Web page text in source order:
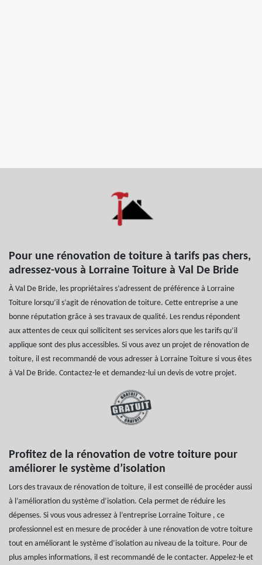
Pour une rénovation de toiture à tarifs pas chers,
adressez-vous à Lorraine Toiture à Val De Bride
À Val De Bride, les propriétaires s’adressent de préférence à Lorraine
Toiture lorsqu’il s’agit de rénovation de toiture. Cette entreprise a une
bonne réputation grâce à ses travaux de qualité. Les rendus répondent
aux attentes de ceux qui sollicitent ses services alors que les tarifs qu’il
applique sont des plus accessibles. Si vous avez un projet de rénovation de
toiture, il est recommandé de vous adresser à Lorraine Toiture si vous êtes
à Val De Bride. Contactez-le et demandez-lui un devis de votre projet.
Profitez de la rénovation de votre toiture pour
améliorer le système d’isolation
Lors des travaux de rénovation de toiture, il est conseillé de procéder aussi
à l’amélioration du système d’isolation. Cela permet de réduire les
dépenses. Si vous vous adressez à l’entreprise Lorraine Toiture , ce
professionnel est en mesure de procéder à une rénovation de votre toiture
tout en améliorant le système d’isolation au niveau de la toiture. Pour de
plus amples informations, il est recommandé de le contacter. Appelez-le et